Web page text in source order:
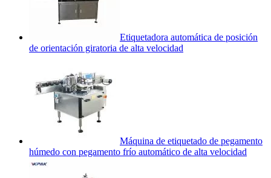
Etiquetadora automática de posición
de orientación giratoria de alta velocidad
Máquina de etiquetado de pegamento
húmedo con pegamento frío automático de alta velocidad